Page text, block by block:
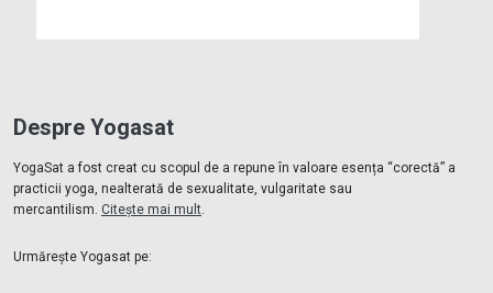
Despre Yogasat
YogaSat a fost creat cu scopul de a repune în valoare esența “corectă” a
practicii yoga, nealterată de sexualitate, vulgaritate sau
mercantilism. Citește mai mult.
Urmărește Yogasat pe: